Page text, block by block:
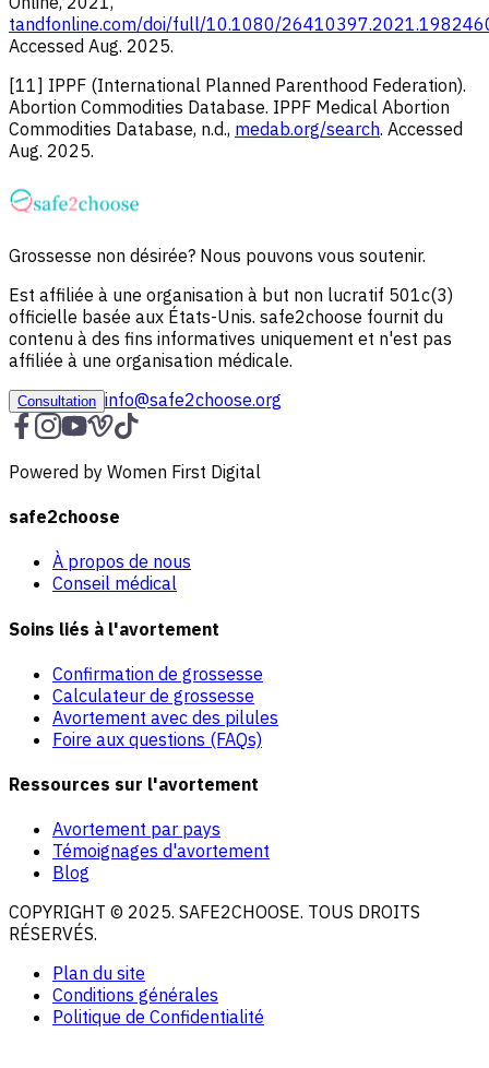
tandfonline.com/doi/full/10.1080/
Accessed Aug. 2025.
[11] IPPF (International Planned Parenthood Federation).
Abortion Commodities Database. IPPF Medical Abortion
Commodities Database, n.d., medab.org/search. Accessed
Aug. 2025.
Grossesse non désirée? Nous pouvons vous soutenir.
Est affiliée à une organisation à but non lucratif 501c(3)
officielle basée aux États-Unis. safe2choose fournit du
contenu à des fins informatives uniquement et n'est pas
affiliée à une organisation médicale.
Consultation info@safe2choose.org
Powered by Women First Digital
safe2choose
À propos de nous
Conseil médical
Soins liés à l'avortement
Confirmation de grossesse
Calculateur de grossesse
Avortement avec des pilules
Foire aux questions (FAQs)
Ressources sur l'avortement
Avortement par pays
Témoignages d'avortement
Blog
COPYRIGHT © 2025. SAFE2CHOOSE. TOUS DROITS
RÉSERVÉS.
Plan du site
Conditions générales
Politique de Confidentialité